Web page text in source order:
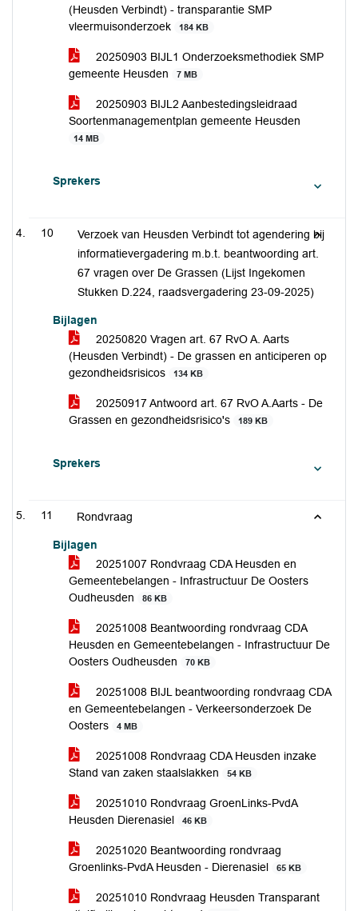
(Heusden Verbindt) - transparantie SMP
vleermuisonderzoek
184 KB
20250903 BIJL1 Onderzoeksmethodiek SMP
gemeente Heusden
7 MB
20250903 BIJL2 Aanbestedingsleidraad
Soortenmanagementplan gemeente Heusden
14 MB
Sprekers
10
Verzoek van Heusden Verbindt tot agendering bij
informatievergadering m.b.t. beantwoording art.
67 vragen over De Grassen (Lijst Ingekomen
Stukken D.224, raadsvergadering 23-09-2025)
Bijlagen
20250820 Vragen art. 67 RvO A. Aarts
(Heusden Verbindt) - De grassen en anticiperen op
gezondheidsrisicos
134 KB
20250917 Antwoord art. 67 RvO A.Aarts - De
Grassen en gezondheidsrisico's
189 KB
Sprekers
11 Rondvraag
Bijlagen
20251007 Rondvraag CDA Heusden en
Gemeentebelangen - Infrastructuur De Oosters
Oudheusden
86 KB
20251008 Beantwoording rondvraag CDA
Heusden en Gemeentebelangen - Infrastructuur De
Oosters Oudheusden
70 KB
20251008 BIJL beantwoording rondvraag CDA
en Gemeentebelangen - Verkeersonderzoek De
Oosters
4 MB
20251008 Rondvraag CDA Heusden inzake
Stand van zaken staalslakken
54 KB
20251010 Rondvraag GroenLinks-PvdA
Heusden Dierenasiel
46 KB
20251020 Beantwoording rondvraag
Groenlinks-PvdA Heusden - Dierenasiel
65 KB
20251010 Rondvraag Heusden Transparant